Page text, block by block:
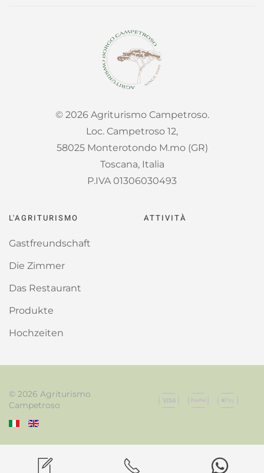
© 2026Agriturismo Campetroso.
Loc. Campetroso 12,
58025 Monterotondo M.mo (GR)
Toscana, Italia
P.IVA 01306030493
L'AGRITURISMO
Gastfreundschaft
Die Zimmer
Das Restaurant
Produkte
Hochzeiten
ATTIVITÀ
© 2026 Agriturismo
Campetroso